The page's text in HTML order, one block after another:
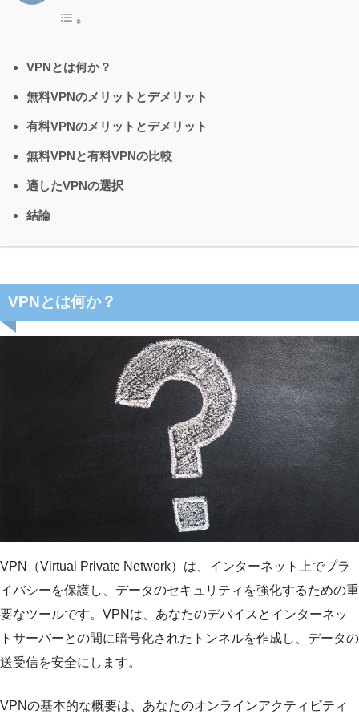
VPNとは何か？
無料VPNのメリットとデメリット
有料VPNのメリットとデメリット
無料VPNと有料VPNの比較
適したVPNの選択
結論
VPNとは何か？
VPN（Virtual Private Network）は、インターネット上でプラ
イバシーを保護し、データのセキュリティを強化するための重
要なツールです。VPNは、あなたのデバイスとインターネッ
トサーバーとの間に暗号化されたトンネルを作成し、データの
送受信を安全にします。
VPNの基本的な概要は、あなたのオンラインアクティビティ